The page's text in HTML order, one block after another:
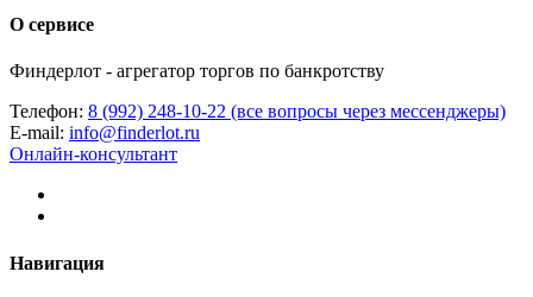
О сервисе
Финдерлот - агрегатор торгов по банкротству
Телефон: 8 (992) 248-10-22 (все вопросы через мессенджеры)
E-mail: info@finderlot.ru
Онлайн-консультант
Навигация